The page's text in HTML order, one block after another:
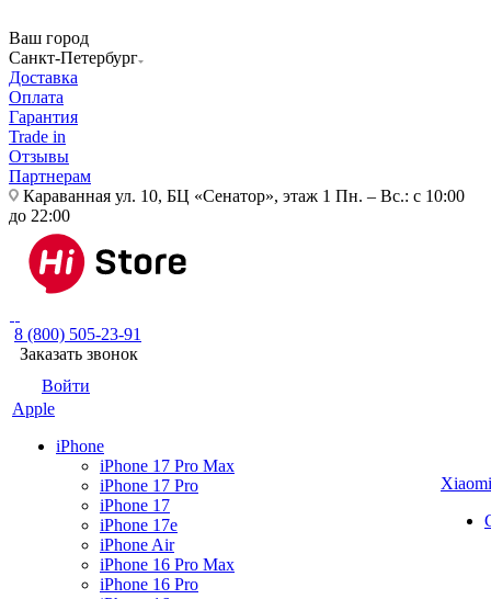
Ваш город
Санкт-Петербург
Доставка
Оплата
Гарантия
Trade in
Отзывы
Партнерам
Караванная ул. 10, БЦ «Сенатор», этаж 1 Пн. – Вс.: с 10:00
до 22:00
8 (800) 505-23-91
Заказать звонок
Войти
Apple
iPhone
iPhone 17 Pro Max
iPhone 17 Pro
iPhone 17
iPhone 17e
iPhone Air
iPhone 16 Pro Max
iPhone 16 Pro
Xiaomi